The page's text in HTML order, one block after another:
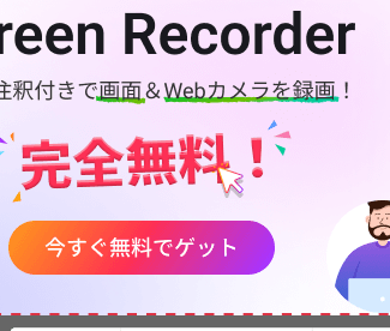
ありません。
のファイル転送やクラウドからのファ
でよいのです。携帯電話やタブレット
イルデータさえあれば、Wi-Fiがなく
、安全性は重要な要素です。